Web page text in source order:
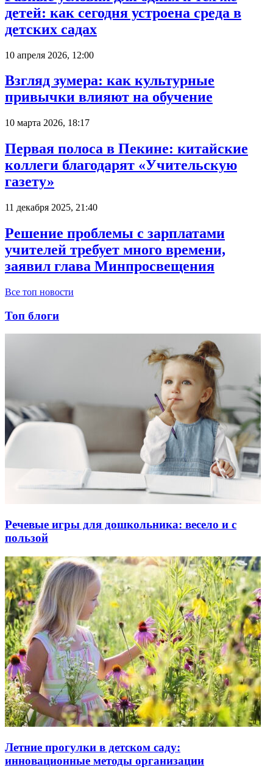
детей: как сегодня устроена среда в
детских садах
10 апреля 2026, 12:00
Взгляд зумера: как культурные
привычки влияют на обучение
10 марта 2026, 18:17
Первая полоса в Пекине: китайские
коллеги благодарят «Учительскую
газету»
11 декабря 2025, 21:40
Решение проблемы с зарплатами
учителей требует много времени,
заявил глава Минпросвещения
Все топ новости
Топ блоги
Речевые игры для дошкольника: весело и с
пользой
Летние прогулки в детском саду:
инновационные методы организации